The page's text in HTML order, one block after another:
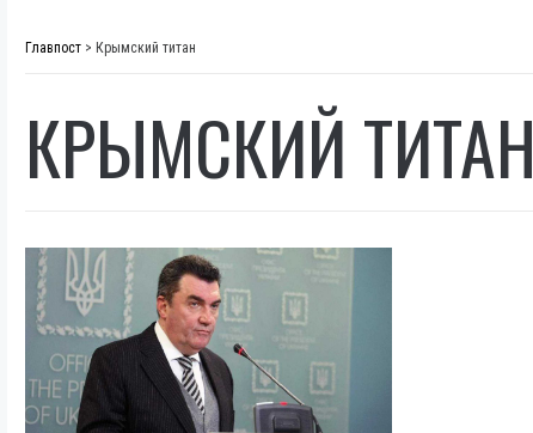
Главпост > Крымский титан
КРЫМСКИЙ ТИТАН